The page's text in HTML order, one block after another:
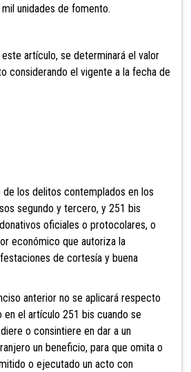
unidades de fomento.
artículo, se determinará el valor
considerando el vigente a la fecha de
los delitos contemplados en los
segundo y tercero, y 251 bis
oficiales o protocolares, o
económico que autoriza la
de cortesía y buena
anterior no se aplicará respecto
el artículo 251 bis cuando se
o consintiere en dar a un
un beneficio, para que omita o
o ejecutado un acto con